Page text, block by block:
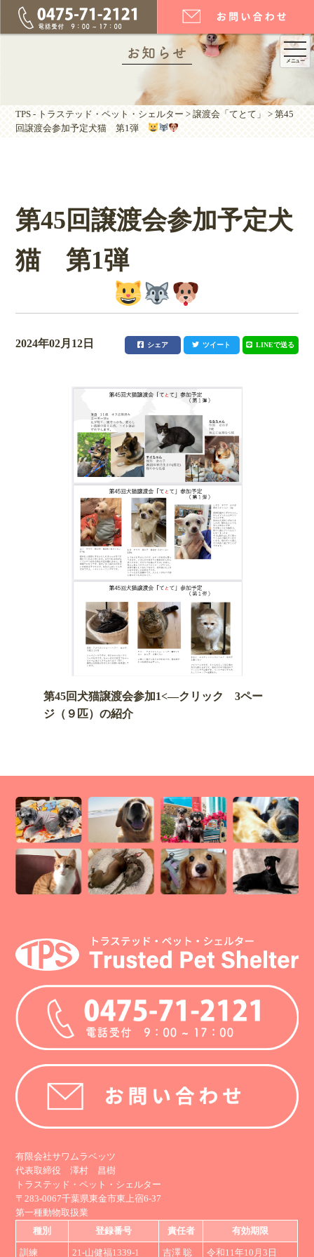
メニュー
お知らせ
TPS - トラステッド・ペット・シェルター >譲渡会「てとて」 >第45
回譲渡会参加予定犬猫 第1弾
第45回譲渡会参加予定犬
猫 第1弾
2024年02月12日 シェア ツイート LINEで送る
第45回犬猫譲渡会参加1<—クリック 3ペー
ジ（９匹）の紹介
有限会社サワムラベッツ
代表取締役 澤村 昌樹
トラステッド・ペット・シェルター
〒283-0067千葉県東金市東上宿6-37
第一種動物取扱業
種別
登録番号 責任者 有効期限
訓練 21-山健福1339-1 吉澤 聡 令和11年10月3日